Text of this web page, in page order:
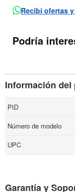
Recibí ofertas
Podría
Información
PID
Número de modelo
UPC
Garantía y